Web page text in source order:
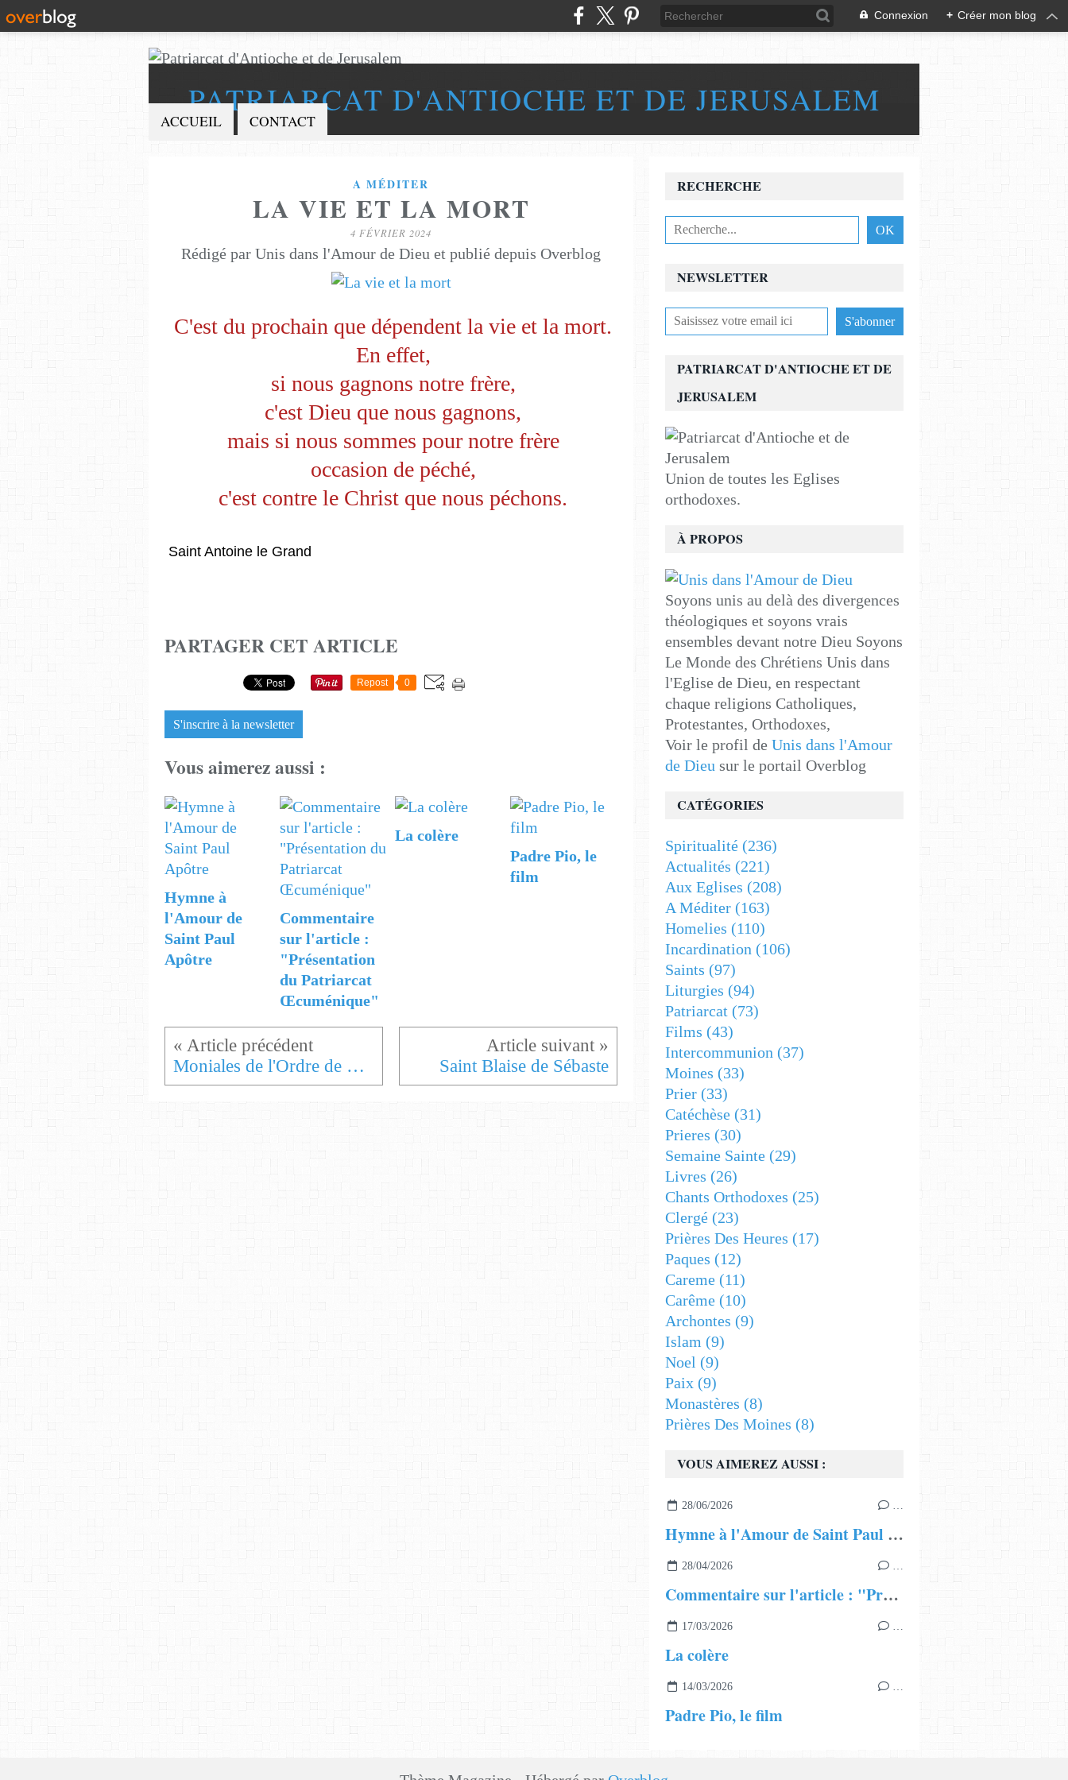
Connexion + Créer mon blog
PATRIARCAT D'ANTIOCHE ET DE JERUSALEM
ACCUEIL CONTACT
A MÉDITER
LA VIE ET LA MORT
4 FÉVRIER 2024
Rédigé par Unis dans l'Amour de Dieu et publié depuis Overblog
C'est du prochain que dépendent la vie et la mort.
En effet,
si nous gagnons notre frère,
c'est Dieu que nous gagnons,
mais si nous sommes pour notre frère
occasion de péché,
c'est contre le Christ que nous péchons.
Saint Antoine le Grand
PARTAGER CET ARTICLE
Repost 0
S'inscrire à la newsletter
Vous aimerez aussi :
Hymne à
l'Amour de
Saint Paul
Apôtre
Commentaire
sur l'article :
"Présentation
du Patriarcat
Œcuménique"
La colère
Padre Pio, le
film
Moniales de l'Ordre de Saint Jacques Baradaï Saint Blaise de Sébaste
NEWSLETTER
RECHERCHE
PATRIARCAT D'ANTIOCHE ET DE
JERUSALEM
Union de toutes les Eglises
orthodoxes.
À PROPOS
Soyons unis au delà des divergences
théologiques et soyons vrais
ensembles devant notre Dieu Soyons
Le Monde des Chrétiens Unis dans
l'Eglise de Dieu, en respectant
chaque religions Catholiques,
Protestantes, Orthodoxes,
Voir le profil de Unis dans l'Amour
de Dieu sur le portail Overblog
VOUS AIMEREZ AUSSI :
28/06/2026 …
Hymne à l'Amour de Saint Paul Apôtre
28/04/2026 …
Commentaire sur l'article : "Présentation du Patriarcat Œcuménique"
17/03/2026 …
La colère
14/03/2026 …
Padre Pio, le film
CATÉGORIES
Spiritualité (236)
Actualités (221)
Aux Eglises (208)
A Méditer (163)
Homelies (110)
Incardination (106)
Saints (97)
Liturgies (94)
Patriarcat (73)
Films (43)
Intercommunion (37)
Moines (33)
Prier (33)
Catéchèse (31)
Prieres (30)
Semaine Sainte (29)
Livres (26)
Chants Orthodoxes (25)
Clergé (23)
Prières Des Heures (17)
Paques (12)
Careme (11)
Carême (10)
Archontes (9)
Islam (9)
Noel (9)
Paix (9)
Monastères (8)
Prières Des Moines (8)